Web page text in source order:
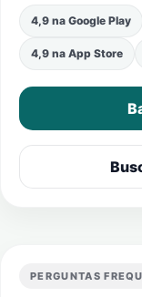
4,9 na Google Play
4,9 na App Store
PERGUNTAS